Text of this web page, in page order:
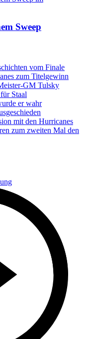
Sweep
vom Finale
zum Titelgewinn
GM Tulsky
Staal
er wahr
mit den Hurricanes
zum zweiten Mal den